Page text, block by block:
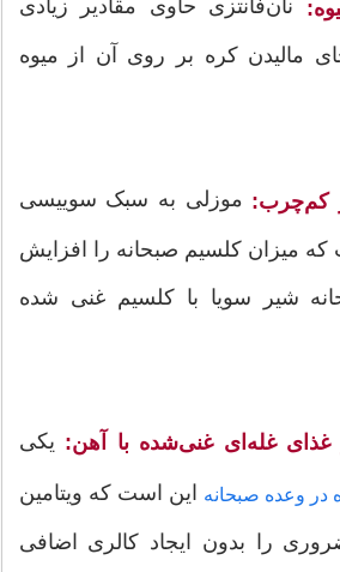
نان‌فانتزی حاوی مقادیر زیادی
مالیدن کره بر روی آن از میوه
موزلی به سبک سوییسی
میزان کلسیم صبحانه را افزایش
شیر سویا با کلسیم غنی شده
غله‌ای غنی‌شده با آهن: یکی
در وعده صبحانه این است که ویتامین
را بدون ایجاد کالری اضافی